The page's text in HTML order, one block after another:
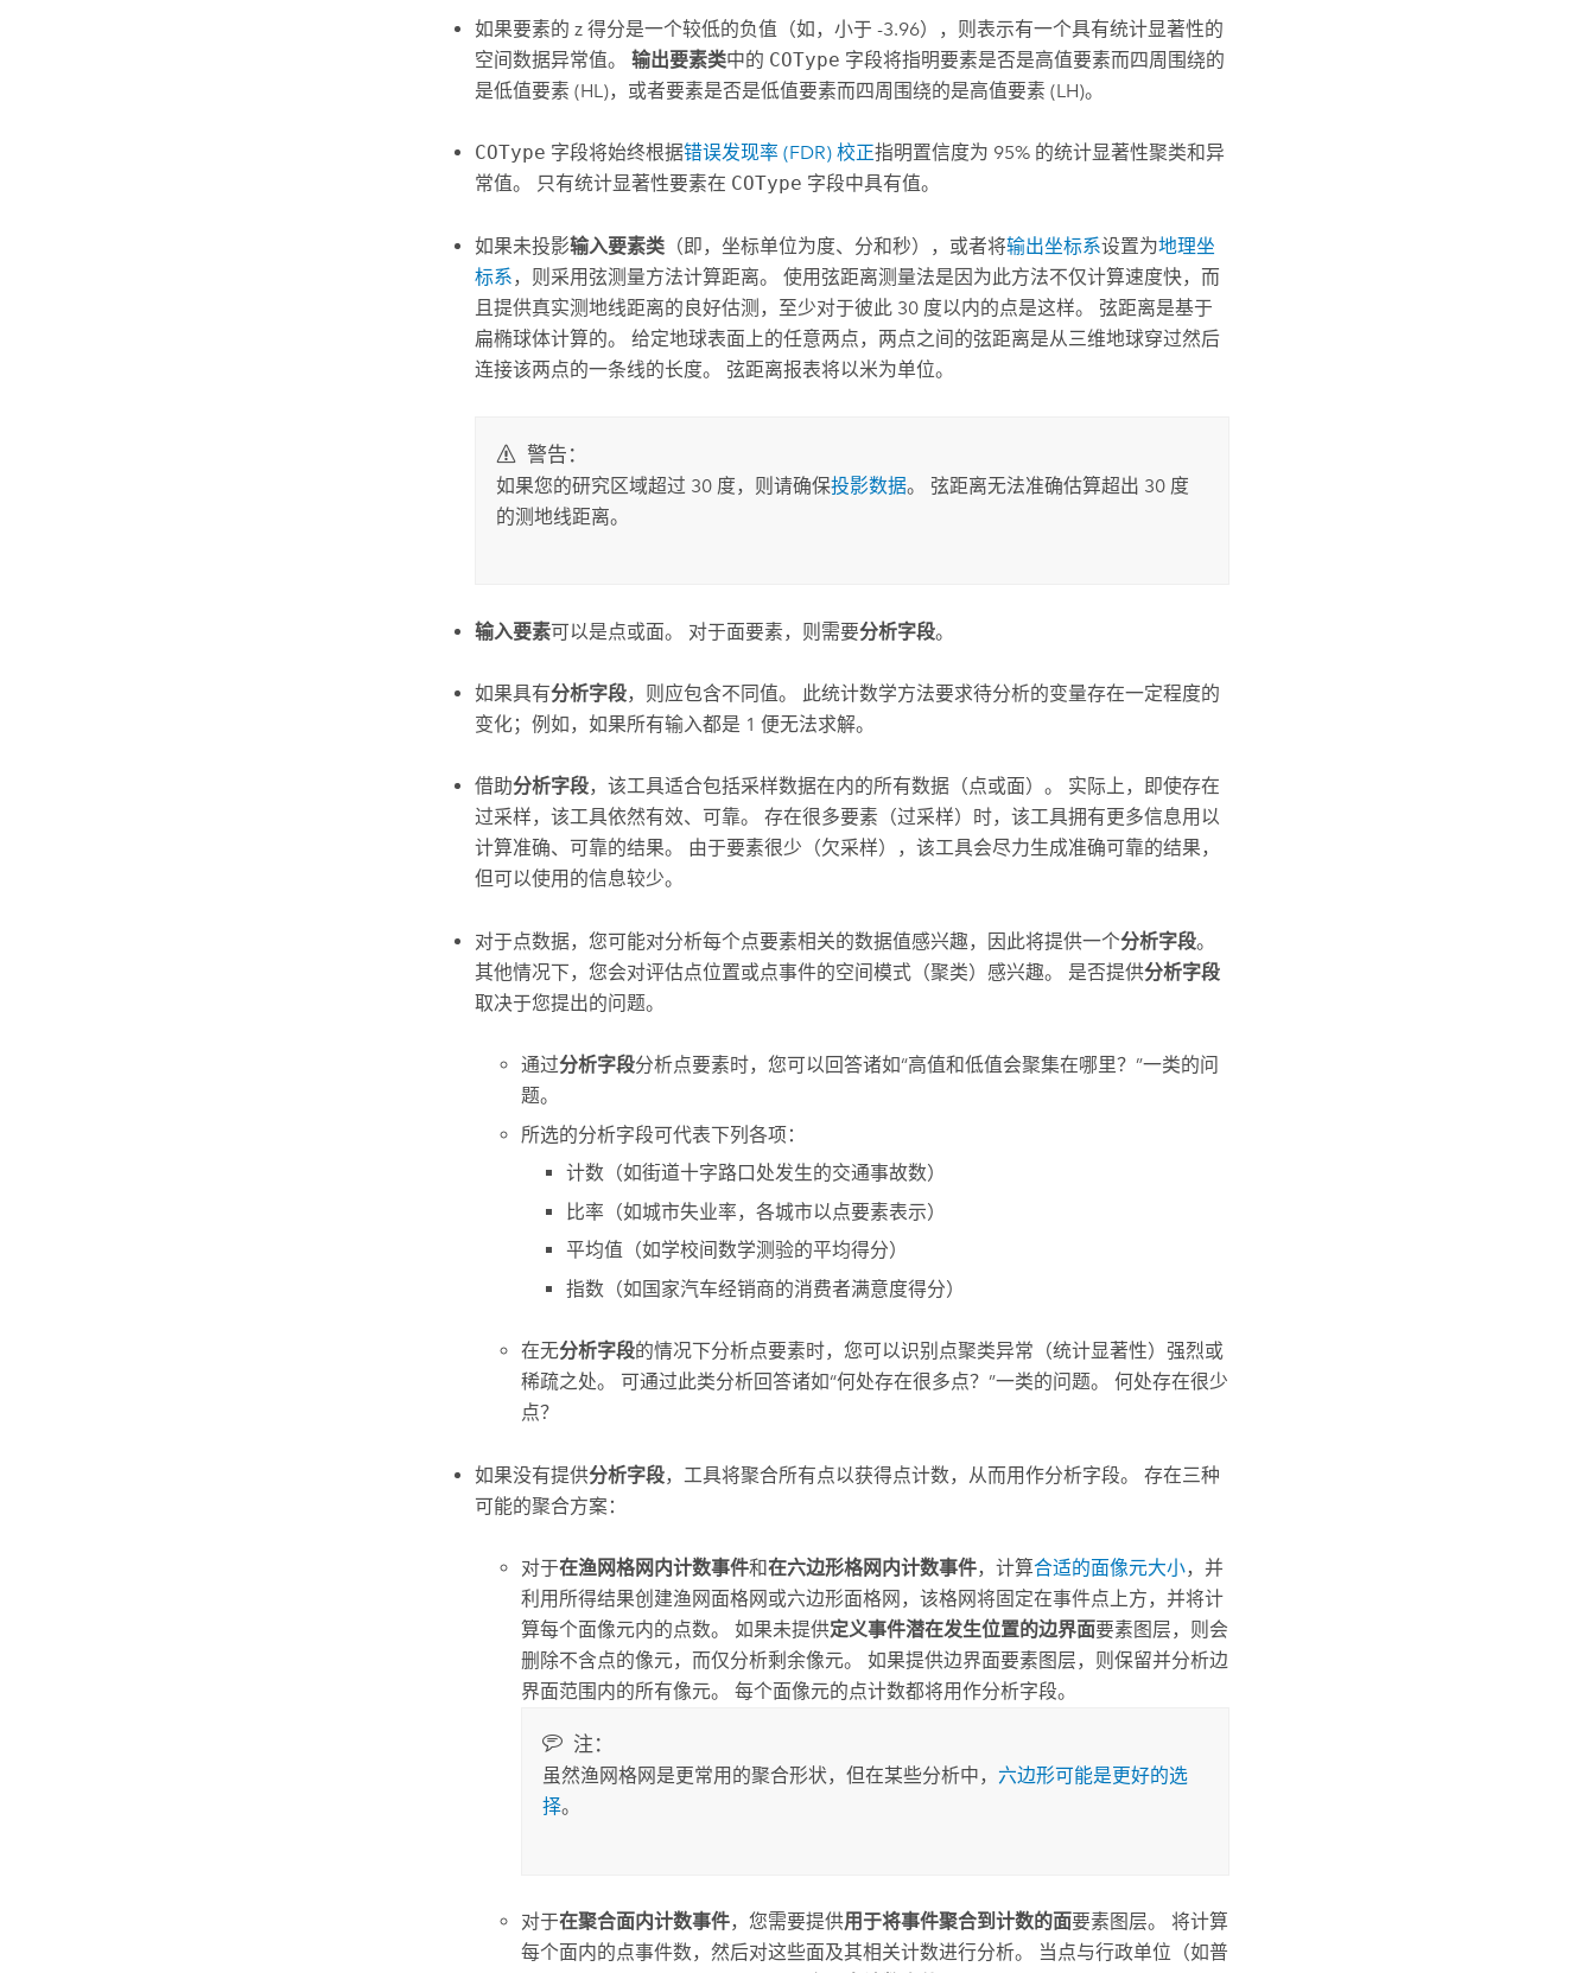
如果要素的 z 得分是一个较低的负值（如，小于 -3.96），则表示有一个具有统计显著性的
空间数据异常值。 输出要素类中的 COType 字段将指明要素是否是高值要素而四周围绕的
是低值要素 (HL)，或者要素是否是低值要素而四周围绕的是高值要素 (LH)。
COType 字段将始终根据错误发现率 (FDR) 校正指明置信度为 95% 的统计显著性聚类和异
常值。 只有统计显著性要素在 COType 字段中具有值。
如果未投影输入要素类（即，坐标单位为度、分和秒），或者将输出坐标系设置为地理坐
标系，则采用弦测量方法计算距离。 使用弦距离测量法是因为此方法不仅计算速度快，而
且提供真实测地线距离的良好估测，至少对于彼此 30 度以内的点是这样。 弦距离是基于
扁椭球体计算的。 给定地球表面上的任意两点，两点之间的弦距离是从三维地球穿过然后
连接该两点的一条线的长度。 弦距离报表将以米为单位。
警告：
如果您的研究区域超过 30 度，则请确保投影数据。 弦距离无法准确估算超出 30 度
的测地线距离。
输入要素可以是点或面。 对于面要素，则需要分析字段。
如果具有分析字段，则应包含不同值。 此统计数学方法要求待分析的变量存在一定程度的
变化；例如，如果所有输入都是 1 便无法求解。
借助分析字段，该工具适合包括采样数据在内的所有数据（点或面）。 实际上，即使存在
过采样，该工具依然有效、可靠。 存在很多要素（过采样）时，该工具拥有更多信息用以
计算准确、可靠的结果。 由于要素很少（欠采样），该工具会尽力生成准确可靠的结果，
但可以使用的信息较少。
对于点数据，您可能对分析每个点要素相关的数据值感兴趣，因此将提供一个分析字段。
其他情况下，您会对评估点位置或点事件的空间模式（聚类）感兴趣。 是否提供分析字段
取决于您提出的问题。
通过分析字段分析点要素时，您可以回答诸如“高值和低值会聚集在哪里？”一类的问
题。
所选的分析字段可代表下列各项：
计数（如街道十字路口处发生的交通事故数）
比率（如城市失业率，各城市以点要素表示）
平均值（如学校间数学测验的平均得分）
指数（如国家汽车经销商的消费者满意度得分）
在无分析字段的情况下分析点要素时，您可以识别点聚类异常（统计显著性）强烈或
稀疏之处。 可通过此类分析回答诸如“何处存在很多点？”一类的问题。 何处存在很少
点？
如果没有提供分析字段，工具将聚合所有点以获得点计数，从而用作分析字段。 存在三种
可能的聚合方案：
对于在渔网格网内计数事件和在六边形格网内计数事件，计算合适的面像元大小，并
利用所得结果创建渔网面格网或六边形面格网，该格网将固定在事件点上方，并将计
算每个面像元内的点数。 如果未提供定义事件潜在发生位置的边界面要素图层，则会
删除不含点的像元，而仅分析剩余像元。 如果提供边界面要素图层，则保留并分析边
界面范围内的所有像元。 每个面像元的点计数都将用作分析字段。
注：
虽然渔网格网是更常用的聚合形状，但在某些分析中， 六边形可能是更好的选
择。
对于在聚合面内计数事件，您需要提供用于将事件聚合到计数的面要素图层。 将计算
每个面内的点事件数，然后对这些面及其相关计数进行分析。 当点与行政单位（如普